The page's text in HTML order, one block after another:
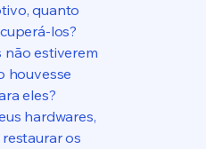
quanto
los?
não estiverem
houvesse
eles?
hardwares,
os